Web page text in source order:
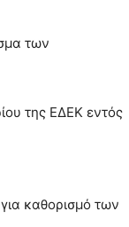
των
της ΕΔΕΚ εντός
καθορισμό των